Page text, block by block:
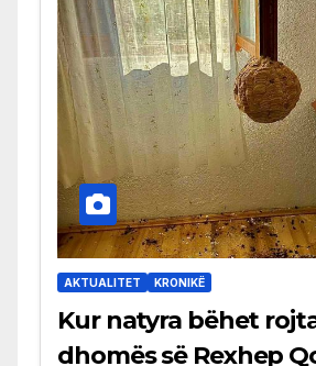
AKTUALITET KRONIKË
Kur natyra bëhet
dhomës së Rexhep